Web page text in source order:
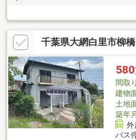
千葉県大網白里市柳
580
間取り
建物
土地
築年
外
バス